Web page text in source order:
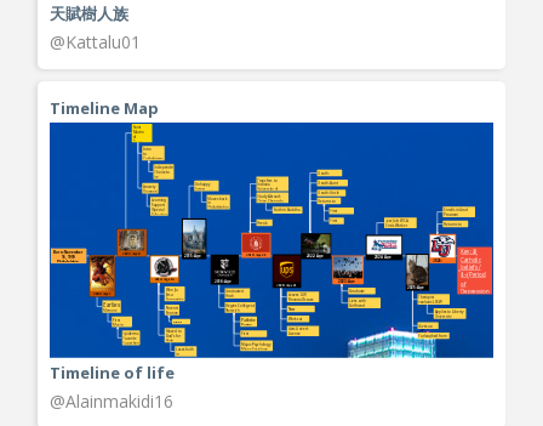
天賦樹人族
@Kattalu01
Timeline Map
Timeline of life
@Alainmakidi16